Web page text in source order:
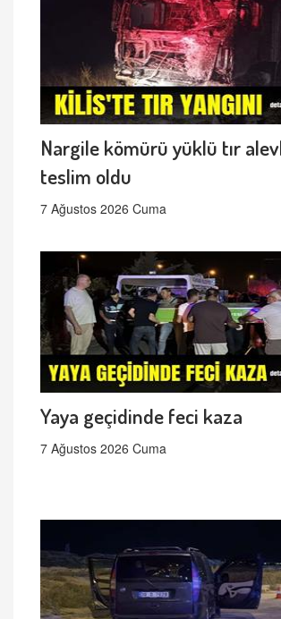
Nargile kömürü yüklü tır
teslim oldu
7 Ağustos 2026 Cuma
Yaya geçidinde feci kaza
7 Ağustos 2026 Cuma